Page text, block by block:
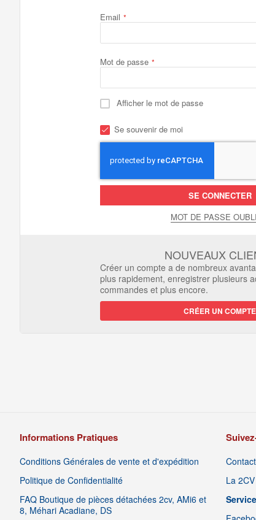
Email
Mot de passe
Afficher le mot de passe
Se souvenir de moi
SE CONNECTER
MOT DE PASSE
NOUVEAUX
Créer un compte a de nombreux
plus rapidement, enregistrer plusieurs
commandes et plus encore.
CRÉER UN COMPTE
Informations Pratiques
Conditions Générales de vente et d'expédition
Politique de Confidentialité
FAQ Boutique de pièces détachées 2cv, AMi6 et
8, Méhari Acadiane, DS
La